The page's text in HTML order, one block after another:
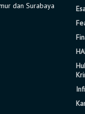
dan Surabaya